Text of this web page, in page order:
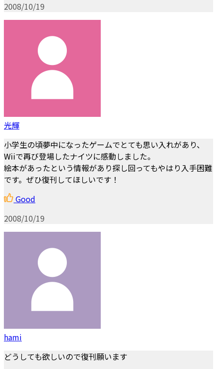
2008/10/19
光輝
小学生の頃夢中になったゲームでとても思い入れがあり、
Wiiで再び登場したナイツに感動しました。
絵本があったという情報があり探し回ってもやはり入手困難
です。ぜひ復刊してほしいです！
Good
2008/10/19
hami
どうしても欲しいので復刊願います